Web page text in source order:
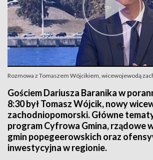
Rozmowa z Tomaszem Wójcikiem, wicewojewodą
Gościem Dariusza Baranika w
8:30 był Tomasz Wójcik, nowy
zachodniopomorski. Główne
program Cyfrowa Gmina, rządowe
gmin popegeerowskich oraz
inwestycyjna w regionie.